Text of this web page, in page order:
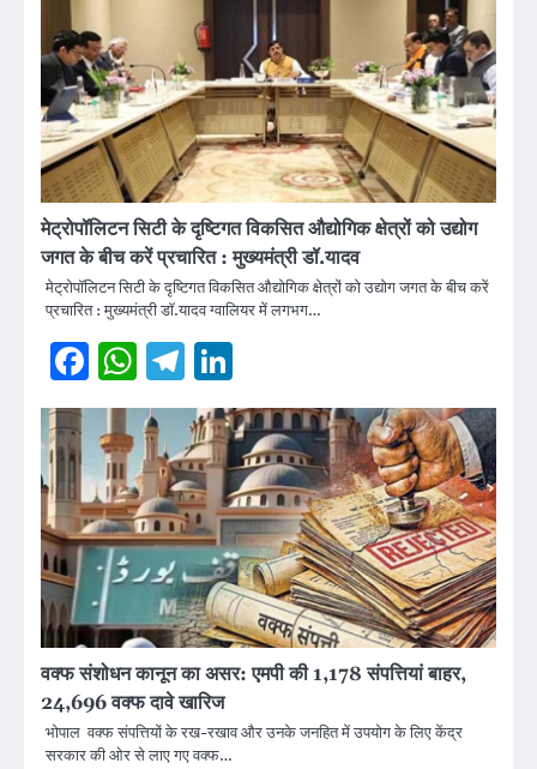
मेट्रोपॉलिटन सिटी के दृष्टिगत विकसित औद्योगिक क्षेत्रों को उद्योग
जगत के बीच करें प्रचारित : मुख्यमंत्री डॉ.यादव
मेट्रोपॉलिटन सिटी के दृष्टिगत विकसित औद्योगिक क्षेत्रों को उद्योग जगत के बीच करें
प्रचारित : मुख्यमंत्री डॉ.यादव ग्वालियर में लगभग…
Facebook
WhatsApp
Telegram
वक्फ संशोधन कानून का असर: एमपी की 1,178 संपत्तियां बाहर,
24,696 वक्फ दावे खारिज
भोपाल वक्फ संपत्तियों के रख-रखाव और उनके जनहित में उपयोग के लिए केंद्र
सरकार की ओर से लाए गए वक्फ…